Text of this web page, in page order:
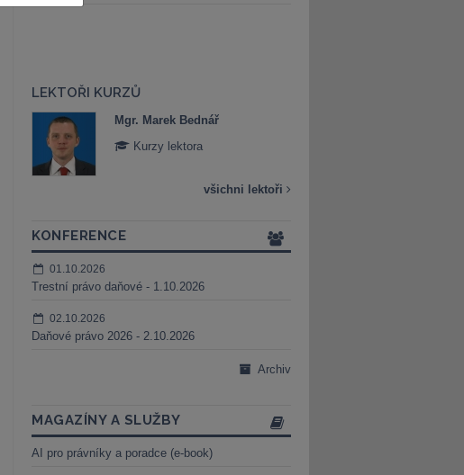
LEKTOŘI KURZŮ
Mgr. Marek Bednář
Kurzy lektora
všichni lektoři
KONFERENCE
01.10.2026
Trestní právo daňové - 1.10.2026
02.10.2026
Daňové právo 2026 - 2.10.2026
Archiv
MAGAZÍNY A SLUŽBY
AI pro právníky a poradce (e-book)